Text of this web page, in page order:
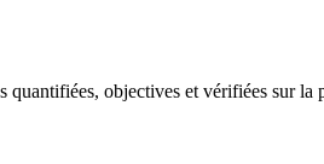
objectives et vérifiées sur la